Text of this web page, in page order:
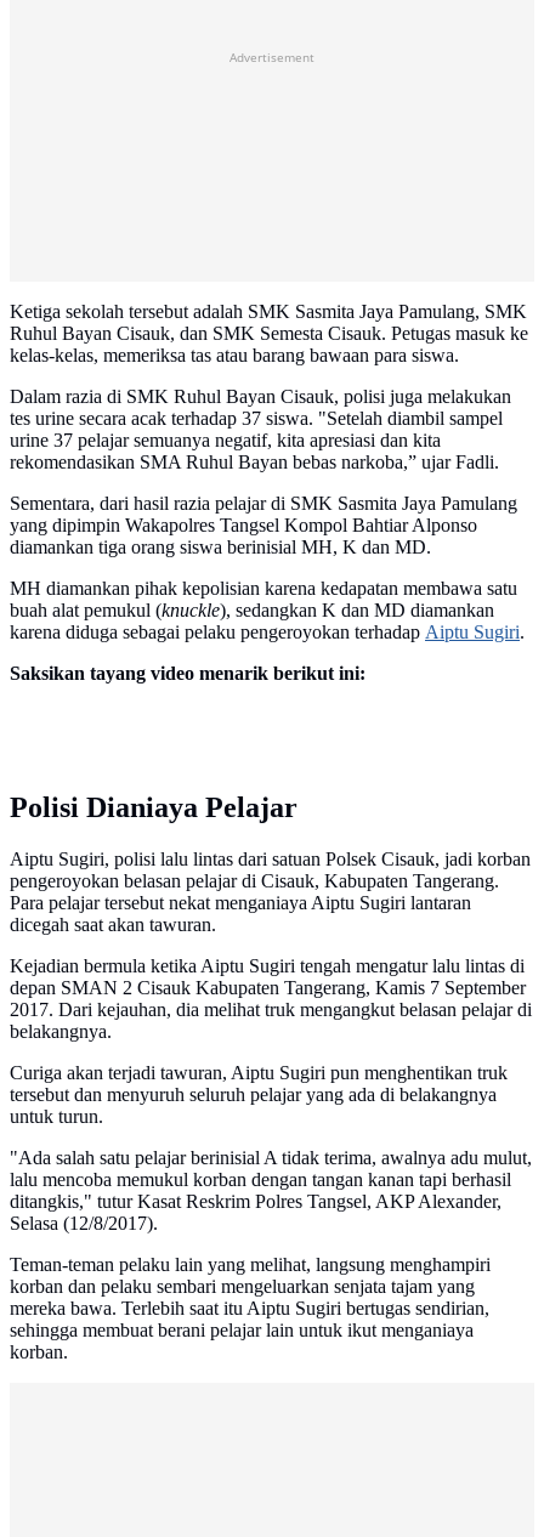
Advertisement
Ketiga sekolah tersebut adalah SMK Sasmita Jaya Pamulang, SMK
Ruhul Bayan Cisauk, dan SMK Semesta Cisauk. Petugas masuk ke
kelas-kelas, memeriksa tas atau barang bawaan para siswa.
Dalam razia di SMK Ruhul Bayan Cisauk, polisi juga melakukan
tes urine secara acak terhadap 37 siswa. "Setelah diambil sampel
urine 37 pelajar semuanya negatif, kita apresiasi dan kita
rekomendasikan SMA Ruhul Bayan bebas narkoba,” ujar Fadli.
Sementara, dari hasil razia pelajar di SMK Sasmita Jaya Pamulang
yang dipimpin Wakapolres Tangsel Kompol Bahtiar Alponso
diamankan tiga orang siswa berinisial MH, K dan MD.
MH diamankan pihak kepolisian karena kedapatan membawa satu
buah alat pemukul (knuckle), sedangkan K dan MD diamankan
karena diduga sebagai pelaku pengeroyokan terhadap Aiptu Sugiri.
Saksikan tayang video menarik berikut ini:
Polisi Dianiaya Pelajar
Aiptu Sugiri, polisi lalu lintas dari satuan Polsek Cisauk, jadi korban
pengeroyokan belasan pelajar di Cisauk, Kabupaten Tangerang.
Para pelajar tersebut nekat menganiaya Aiptu Sugiri lantaran
dicegah saat akan tawuran.
Kejadian bermula ketika Aiptu Sugiri tengah mengatur lalu lintas di
depan SMAN 2 Cisauk Kabupaten Tangerang, Kamis 7 September
2017. Dari kejauhan, dia melihat truk mengangkut belasan pelajar di
belakangnya.
Curiga akan terjadi tawuran, Aiptu Sugiri pun menghentikan truk
tersebut dan menyuruh seluruh pelajar yang ada di belakangnya
untuk turun.
"Ada salah satu pelajar berinisial A tidak terima, awalnya adu mulut,
lalu mencoba memukul korban dengan tangan kanan tapi berhasil
ditangkis," tutur Kasat Reskrim Polres Tangsel, AKP Alexander,
Selasa (12/8/2017).
Teman-teman pelaku lain yang melihat, langsung menghampiri
korban dan pelaku sembari mengeluarkan senjata tajam yang
mereka bawa. Terlebih saat itu Aiptu Sugiri bertugas sendirian,
sehingga membuat berani pelajar lain untuk ikut menganiaya
korban.